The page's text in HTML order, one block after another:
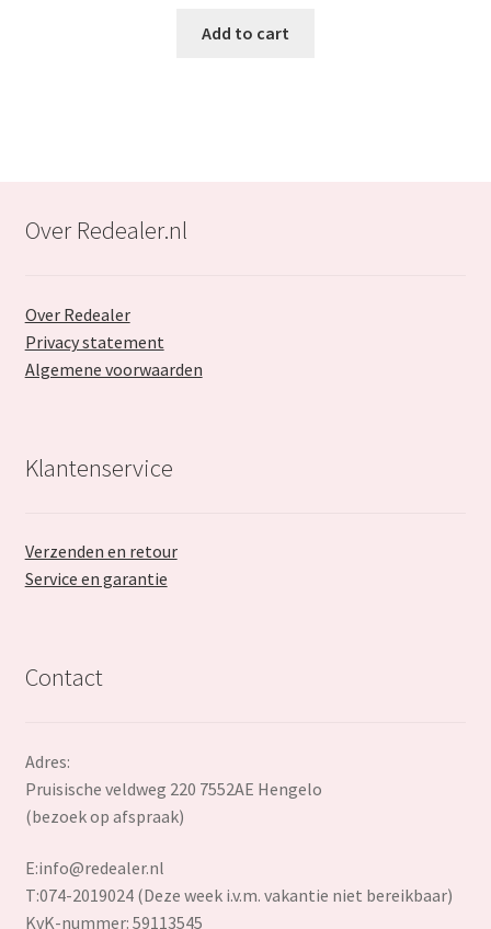
was:
Add to cart
Over Redealer.nl
Over Redealer
Privacy statement
Algemene voorwaarden
Klantenservice
Verzenden en retour
Service en garantie
Contact
Adres:
Pruisische veldweg 220 7552AE Hengelo
(bezoek op afspraak)
E:info@redealer.nl
T:074-2019024 (Deze week i.v.m. vakantie niet bereikbaar)
KvK-nummer: 59113545